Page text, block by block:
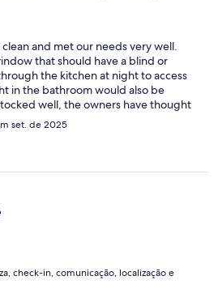
and met our needs very well.
that should have a blind or
the kitchen at night to access
in the bathroom would also be
well, the owners have thought
restaurant within walking distance
set. de 2025
check-in, comunicação, localização e